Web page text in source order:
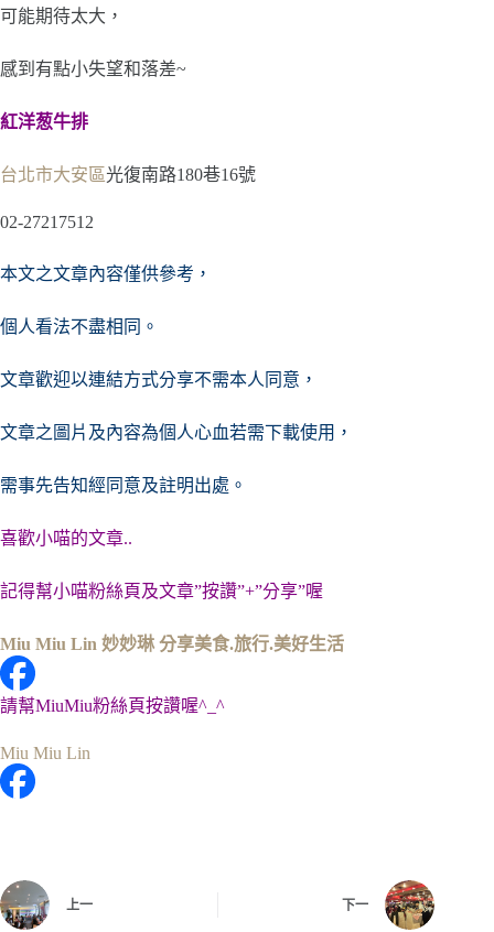
可能期待太大，
感到有點小失望和落差~
紅洋葱牛排
台北市大安區光復南路180巷16號
02-27217512
本文之文章內容僅供參考，
個人看法不盡相同。
文章歡迎以連結方式分享不需本人同意，
文章之圖片及內容為個人心血若需下載使用，
需事先告知經同意及註明出處。
喜歡小喵的文章..
記得幫小喵粉絲頁及文章”按讚”+”分享”喔
Miu Miu Lin 妙妙琳 分享美食.旅行.美好生活
請幫MiuMiu粉絲頁按讚喔^_^
Miu Miu Lin
上一 下一